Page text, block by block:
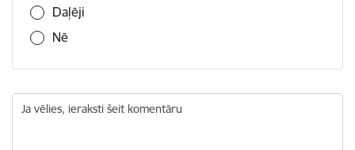
Daļēji
Nē
Ja vēlies, ieraksti šeit komentāru